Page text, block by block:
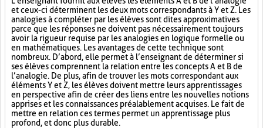
et ceux-ci déterminent les deux mots correspondants à Y et Z. Les
analogies à compléter par les élèves sont dites approximatives
parce que les réponses ne doivent pas nécessairement toujours
avoir la rigueur requise par les analogies en logique formelle ou
en mathématiques. Les avantages de cette technique sont
nombreux. D’abord, elle permet à l’enseignant de déterminer si
ses élèves comprennent la relation entre les concepts A et B de
l’analogie. De plus, afin de trouver les mots correspondant aux
éléments Y et Z, les élèves doivent mettre leurs apprentissages
en perspective afin de créer des liens entre les nouvelles notions
apprises et les connaissances préalablement acquises. Le fait de
mettre en relation ces termes permet un apprentissage plus
profond, et donc plus durable.